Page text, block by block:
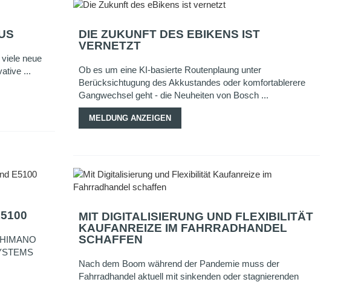
neue
...
DIE ZUKUNFT DES EBIKENS IST
VERNETZT
Ob es um eine KI-basierte Routenplaung unter
Berücksichtugung des Akkustandes oder komfortablerere
Gangwechsel geht - die Neuheiten von Bosch ...
MELDUNG ANZEIGEN
MIT DIGITALISIERUNG UND FLEXIBILITÄT
KAUFANREIZE IM FAHRRADHANDEL
SCHAFFEN
Nach dem Boom während der Pandemie muss der
Fahrradhandel aktuell mit sinkenden oder stagnierenden